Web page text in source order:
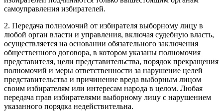
самоуправления избирателей.
2. Передача полномочий от избирателя выборному лицу в
любой орган власти и управления, включая судебную власть,
осуществляется на основании обязательного заключения
общественного договора, в котором указаны полномочия
представителя, цели представительства, порядок прекращения
полномочий и меры ответственности за нарушение целей
представительства и причинение вреда выборным лицом
своим избирателям или интересам народа в целом. Любая
передача прав избирателями выборному лицу с нарушением
указанного порядка недействительна.